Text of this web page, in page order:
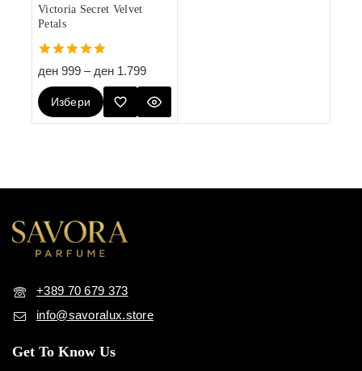
Victoria Secret Velvet
Petals
5.00
out of 5
ден 999 – ден 1.799
Избери
Опции
+389 70 679 373
info@savoralux.store
Get To Know Us